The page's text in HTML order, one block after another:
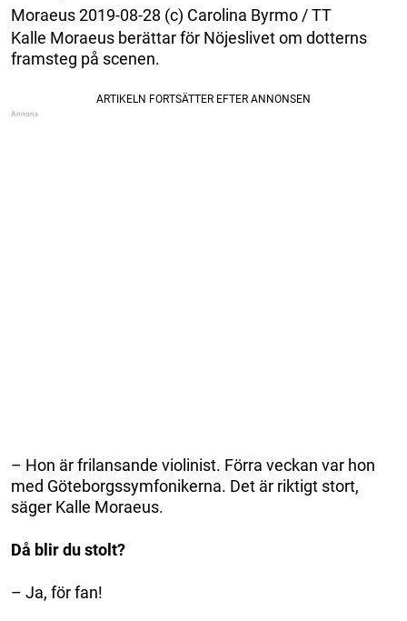
Moraeus 2019-08-28 (c) Carolina Byrmo / TT
Kalle Moraeus berättar för Nöjeslivet om dotterns
framsteg på scenen.
– Hon är frilansande violinist. Förra veckan var hon
med Göteborgssymfonikerna. Det är riktigt stort,
säger Kalle Moraeus.
Då blir du stolt?
– Ja, för fan!